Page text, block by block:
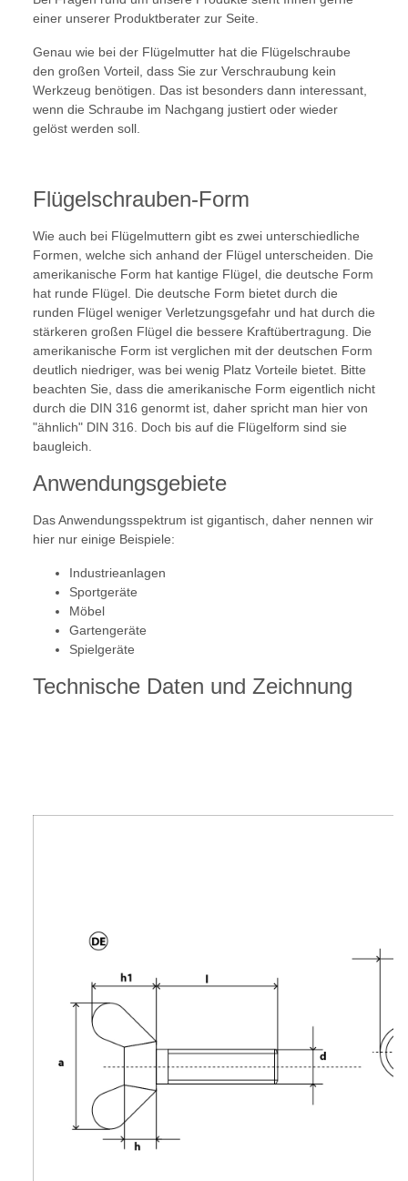
einer unserer Produktberater zur Seite.
Genau wie bei der Flügelmutter hat die Flügelschraube
den großen Vorteil, dass Sie zur Verschraubung kein
Werkzeug benötigen. Das ist besonders dann interessant,
wenn die Schraube im Nachgang justiert oder wieder
gelöst werden soll.
Flügelschrauben-Form
Wie auch bei Flügelmuttern gibt es zwei unterschiedliche
Formen, welche sich anhand der Flügel unterscheiden. Die
amerikanische Form hat kantige Flügel, die deutsche Form
hat runde Flügel. Die deutsche Form bietet durch die
runden Flügel weniger Verletzungsgefahr und hat durch die
stärkeren großen Flügel die bessere Kraftübertragung. Die
amerikanische Form ist verglichen mit der deutschen Form
deutlich niedriger, was bei wenig Platz Vorteile bietet. Bitte
beachten Sie, dass die amerikanische Form eigentlich nicht
durch die DIN 316 genormt ist, daher spricht man hier von
"ähnlich" DIN 316. Doch bis auf die Flügelform sind sie
baugleich.
Anwendungsgebiete
Das Anwendungsspektrum ist gigantisch, daher nennen wir
hier nur einige Beispiele:
Industrieanlagen
Sportgeräte
Möbel
Gartengeräte
Spielgeräte
Technische Daten und Zeichnung